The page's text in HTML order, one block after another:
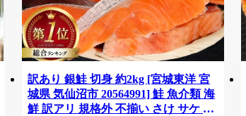
訳あり 銀鮭 切身 約2kg [宮城東洋 宮
城県 気仙沼市 20564991] 鮭 魚介類 海
鮮 訳アリ 規格外 不揃い さけ サケ 鮭